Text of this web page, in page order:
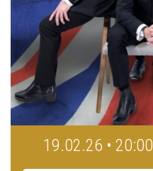
19.02.26 • 20:00